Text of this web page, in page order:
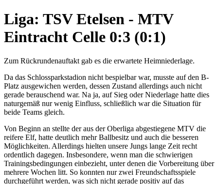
Liga: TSV Etelsen - MTV
Eintracht Celle 0:3 (0:1)
Zum Rückrundenauftakt gab es die erwartete Heimniederlage.
Da das Schlossparkstadion nicht bespielbar war, musste auf den B-
Platz ausgewichen werden, dessen Zustand allerdings auch nicht
gerade berauschend war. Na ja, auf Sieg oder Niederlage hatte dies
naturgemäß nur wenig Einfluss, schließlich war die Situation für
beide Teams gleich.
Von Beginn an stellte der aus der Oberliga abgestiegene MTV die
reifere Elf, hatte deutlich mehr Ballbesitz und auch die besseren
Möglichkeiten. Allerdings hielten unsere Jungs lange Zeit recht
ordentlich dagegen. Insbesondere, wenn man die schwierigen
Trainingsbedingungen einbezieht, unter denen die Vorbereitung über
mehrere Wochen litt. So konnten nur zwei Freundschaftsspiele
durchgeführt werden, was sich nicht gerade positiv auf das